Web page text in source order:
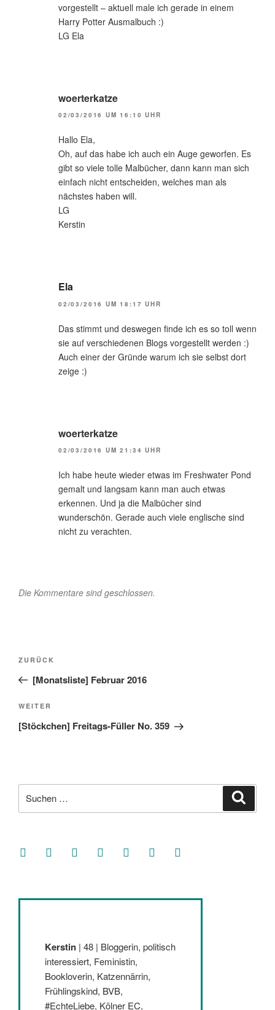
vorgestellt – aktuell male ich gerade in einem
Harry Potter Ausmalbuch :)
LG Ela
woerterkatze
02/03/2016 UM 16:10 UHR
Hallo Ela,
Oh, auf das habe ich auch ein Auge geworfen. Es
gibt so viele tolle Malbücher, dann kann man sich
einfach nicht entscheiden, welches man als
nächstes haben will.
LG
Kerstin
Ela
02/03/2016 UM 18:17 UHR
Das stimmt und deswegen finde ich es so toll wenn
sie auf verschiedenen Blogs vorgestellt werden :)
Auch einer der Gründe warum ich sie selbst dort
zeige :)
woerterkatze
02/03/2016 UM 21:34 UHR
Ich habe heute wieder etwas im Freshwater Pond
gemalt und langsam kann man auch etwas
erkennen. Und ja die Malbücher sind
wunderschön. Gerade auch viele englische sind
nicht zu verachten.
Die Kommentare sind geschlossen.
Beitragsnavigation
Vorheriger
Beitrag
ZURÜCK
[Monatsliste] Februar 2016
Nächster
Beitrag
WEITER
[Stöckchen] Freitags-Füller No. 359
nach:
facebooksoundcloud
twitter mastodoninstagramthreads goodreads
Kerstin | 48 | Bloggerin, politisch
interessiert, Feministin,
Bookloverin, Katzennärrin,
Frühlingskind, BVB,
#EchteLiebe, Kölner EC,